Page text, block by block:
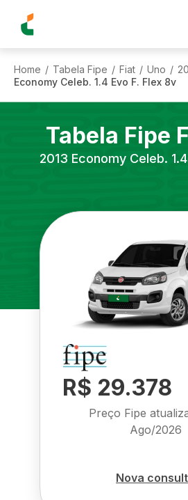
Home / Tabela Fipe / Fiat / Uno /
Economy Celeb. 1.4 Evo F. Flex 8v
Tabela Fipe
2013 Economy Celeb.
R$ 29.378
Preço Fipe
Ago/2026
Nova